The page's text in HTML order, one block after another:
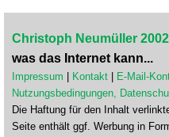
Christoph Neumüller
was das Internet kann...
Impressum | Kontakt | E-Mail-
Nutzungsbedingungen,
Die Haftung für den Inhalt
Seite enthält ggf. Werbung in